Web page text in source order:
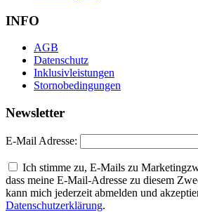
INFO
AGB
Datenschutz
Inklusivleistungen
Stornobedingungen
Newsletter
E-Mail Adresse:
Ich stimme zu, E-Mails zu
dass meine E-Mail-Adresse zu diesem
kann mich jederzeit abmelden und
Datenschutzerklärung.